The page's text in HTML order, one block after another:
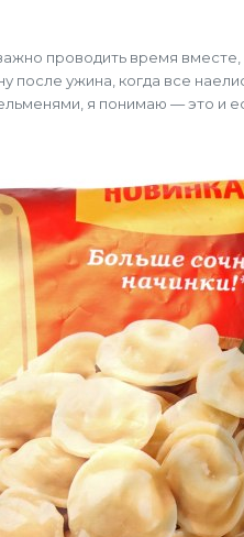
проводить время вместе,
после ужина, когда все
я понимаю — это и